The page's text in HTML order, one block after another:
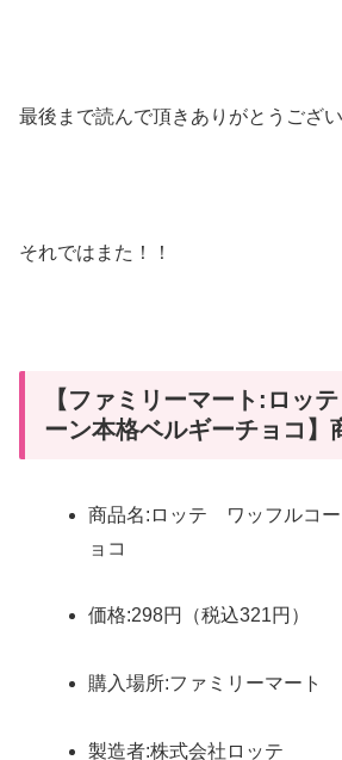
最後まで読んで頂きありがとうござい
それではまた！！
【ファミリーマート:ロッ
ーン本格ベルギーチョコ】
商品名:ロッテ ワッフルコー
ョコ
価格:298円（税込321円）
購入場所:ファミリーマート
製造者:株式会社ロッテ